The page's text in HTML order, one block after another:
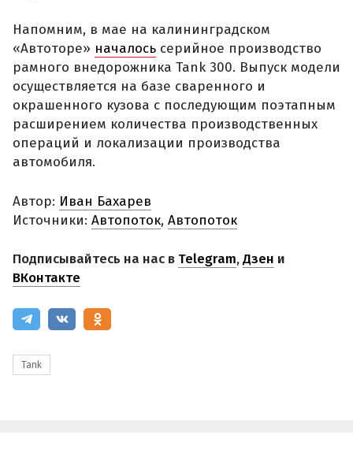
Напомним, в мае на калининградском
«Автоторе» началось серийное производство
рамного внедорожника Tank 300. Выпуск модели
осуществляется на базе сваренного и
окрашенного кузова с последующим поэтапным
расширением количества производственных
операций и локализации производства
автомобиля.
Автор: Иван Бахарев
Источники: Автопоток, Автопоток
Подписывайтесь на нас в Telegram,Дзен и
ВКонтакте
Tank